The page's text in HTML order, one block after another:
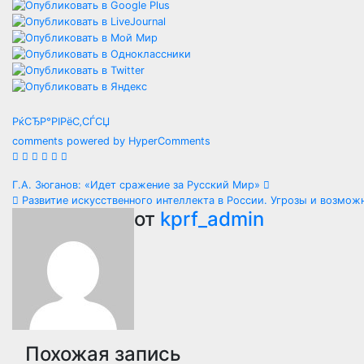
РќСЂР°РІРёС‚СЃСЏ
comments powered by HyperComments
Навигация
записям
Г.А. Зюганов: «Идет сражение за Русский Мир»
Развитие искусственного интеллекта в России. Угрозы и
от kprf_admin
Похожая запись